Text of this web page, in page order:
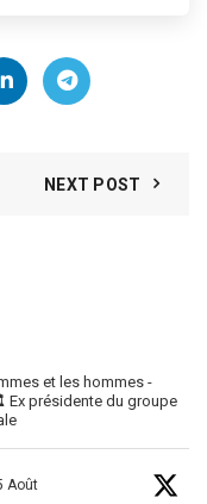
NEXT POST
et les hommes -
présidente du groupe
Août